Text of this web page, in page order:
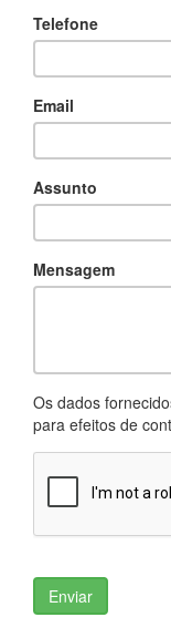
Telefone
Email
Assunto
Mensagem
Os dados
para efeitos de